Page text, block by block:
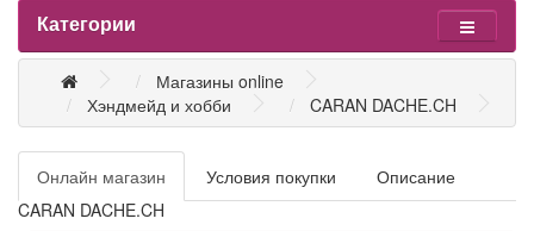
Категории
Магазины online
Хэндмейд и хобби
CARAN DACHE.CH
Онлайн магазин Условия покупки
Описание
CARAN DACHE.CH